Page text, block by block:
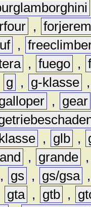
,
,
, fuego ,
g , g-klasse
,
gear
, glb ,
, grande
, gs , gs/gsa
gta , gtb ,